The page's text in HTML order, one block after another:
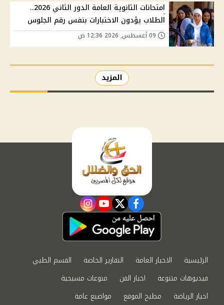
امتحانات الثانوية العامة الدور الثاني 2026..
الطلاب يؤدون الاختبارات بنفس رقم الجلوس
المزيد
facebook
twitter
youtube
instagram
الرئيسية الاخبار العامة التقارير الخاصة
القسم الطبي
فيديوهات متنوعة
اخبار الفن
منوعات مسيحية
اخبار الرياضة
مطبخ الموقع مواضيع عامة